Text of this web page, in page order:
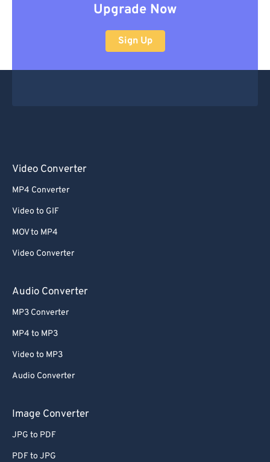
Upgrade Now
Sign Up
Video Converter
MP4 Converter
Video to GIF
MOV to MP4
Video Converter
Audio Converter
MP3 Converter
MP4 to MP3
Video to MP3
Audio Converter
Image Converter
JPG to PDF
PDF to JPG